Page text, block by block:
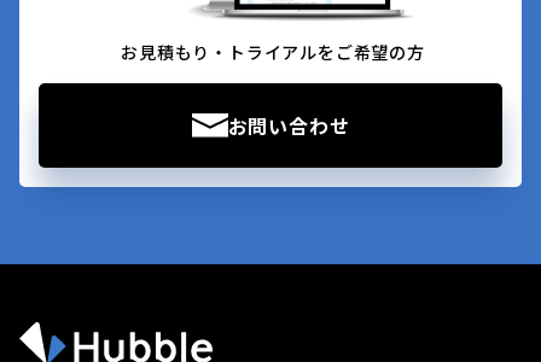
お見積もり・トライアルをご希望の方
お問い合わせ